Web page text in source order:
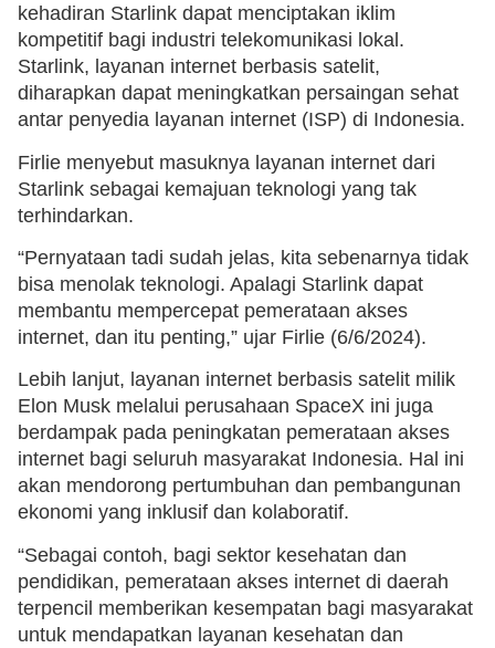
kehadiran Starlink dapat menciptakan iklim
kompetitif bagi industri telekomunikasi lokal.
Starlink, layanan internet berbasis satelit,
diharapkan dapat meningkatkan persaingan sehat
antar penyedia layanan internet (ISP) di Indonesia.
Firlie menyebut masuknya layanan internet dari
Starlink sebagai kemajuan teknologi yang tak
terhindarkan.
“Pernyataan tadi sudah jelas, kita sebenarnya tidak
bisa menolak teknologi. Apalagi Starlink dapat
membantu mempercepat pemerataan akses
internet, dan itu penting,” ujar Firlie (6/6/2024).
Lebih lanjut, layanan internet berbasis satelit milik
Elon Musk melalui perusahaan SpaceX ini juga
berdampak pada peningkatan pemerataan akses
internet bagi seluruh masyarakat Indonesia. Hal ini
akan mendorong pertumbuhan dan pembangunan
ekonomi yang inklusif dan kolaboratif.
“Sebagai contoh, bagi sektor kesehatan dan
pendidikan, pemerataan akses internet di daerah
terpencil memberikan kesempatan bagi masyarakat
untuk mendapatkan layanan kesehatan dan